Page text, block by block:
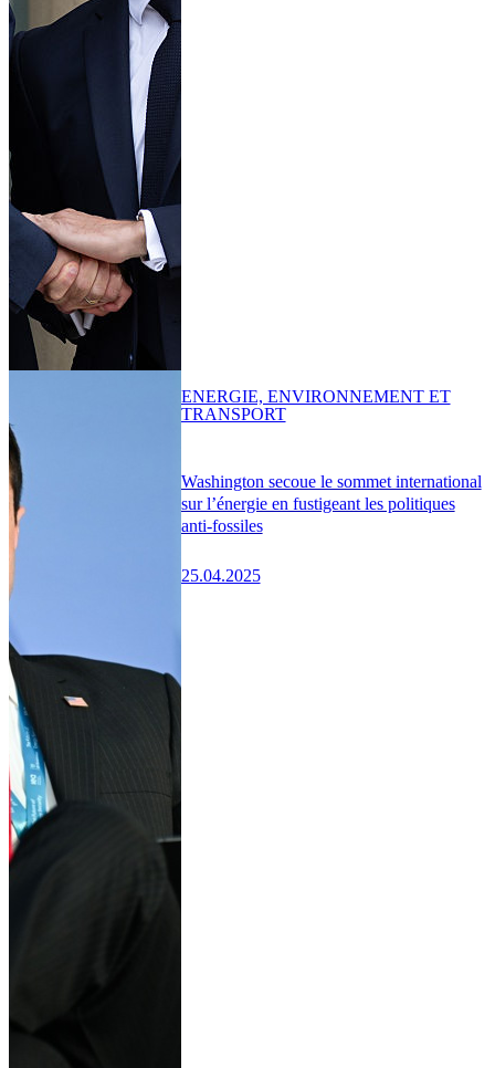
Washington secoue le sommet international
sur l’énergie en fustigeant les politiques
anti-fossiles
25.04.2025
ENERGIE, ENVIRONNEMENT ET
TRANSPORT